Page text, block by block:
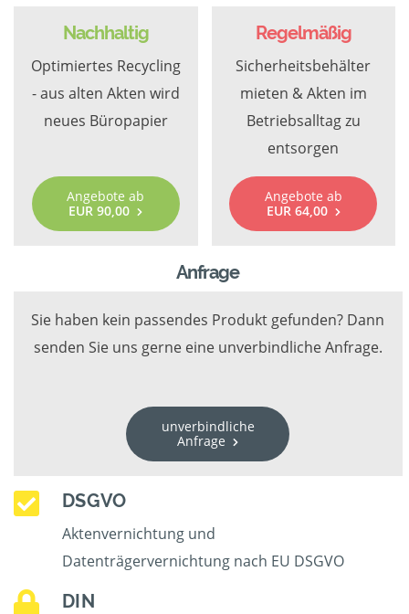
Nachhaltig
Optimiertes Recycling
- aus alten Akten wird
neues Büropapier
Angebote ab
EUR 90,00
Regelmäßig
Sicherheitsbehälter
mieten & Akten im
Betriebsalltag zu
entsorgen
Angebote ab
EUR 64,00
Anfrage
Sie haben kein passendes Produkt gefunden? Dann
senden Sie uns gerne eine unverbindliche Anfrage.
unverbindliche
Anfrage
DSGVO
Aktenvernichtung und
Datenträgervernichtung nach EU DSGVO
DIN